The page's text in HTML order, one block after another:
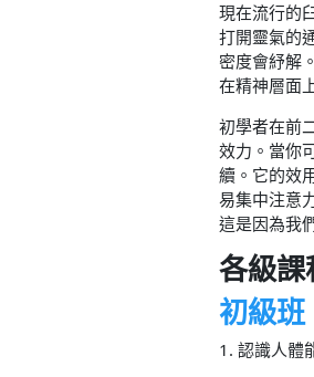
現在流行的
打開靈氣的
密度會紓解
在精神層面
初學者在前
效力。當你
續。它的效
易集中注意
這是因為我
各級
初級班
1. 認識人體